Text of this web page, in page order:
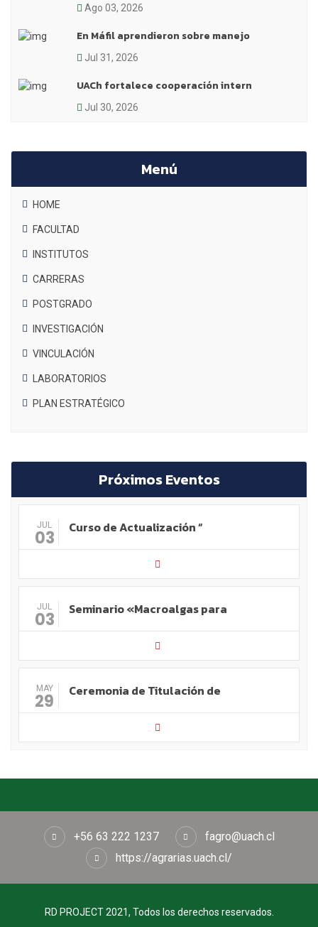
Ago 03, 2026
En Máfil aprendieron sobre manejo
Jul 31, 2026
UACh fortalece cooperación intern
Jul 30, 2026
Menú
HOME
FACULTAD
INSTITUTOS
CARRERAS
POSTGRADO
INVESTIGACIÓN
VINCULACIÓN
LABORATORIOS
PLAN ESTRATÉGICO
Próximos Eventos
JUL
03 Curso de Actualización “
JUL
03 Seminario «Macroalgas para
MAY
29 Ceremonia de Titulación de
+56 63 222 1237
fagro@uach.cl
https://agrarias.uach.cl/
RD PROJECT 2021, Todos los derechos reservados.